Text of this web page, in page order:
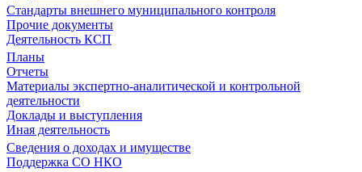
Стандарты внешнего муниципального контроля
Прочие документы
Деятельность КСП
Планы
Отчеты
Материалы экспертно-аналитической и контрольной
деятельности
Доклады и выступления
Иная деятельность
Сведения о доходах и имуществе
Поддержка СО НКО